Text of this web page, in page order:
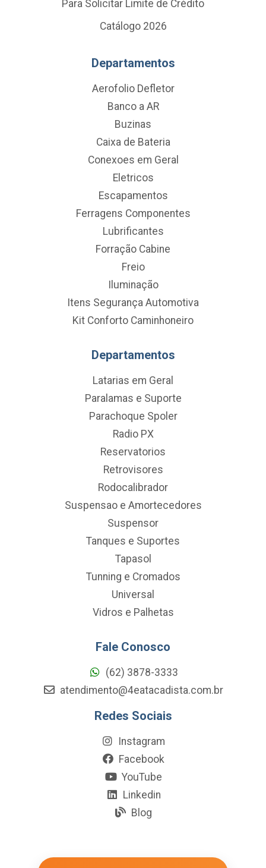
Para Solicitar Limite de Crédito
Catálogo 2026
Departamentos
Aerofolio Defletor
Banco a AR
Buzinas
Caixa de Bateria
Conexoes em Geral
Eletricos
Escapamentos
Ferragens Componentes
Lubrificantes
Forração Cabine
Freio
Iluminação
Itens Segurança Automotiva
Kit Conforto Caminhoneiro
Departamentos
Latarias em Geral
Paralamas e Suporte
Parachoque Spoler
Radio PX
Reservatorios
Retrovisores
Rodocalibrador
Suspensao e Amortecedores
Suspensor
Tanques e Suportes
Tapasol
Tunning e Cromados
Universal
Vidros e Palhetas
Fale Conosco
(62) 3878-3333
atendimento@4eatacadista.com.br
Redes Sociais
Instagram
Facebook
YouTube
Linkedin
Blog